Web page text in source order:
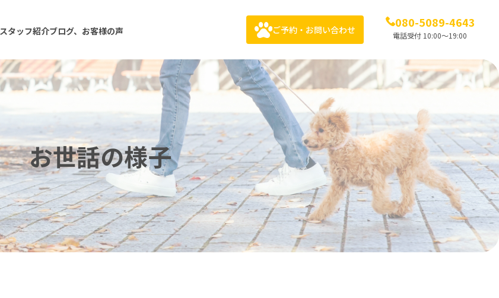
スタッフ紹介ブログ、お客様の声 ご予約・お問い合わせ 080-5089-4643
電話受付 10:00〜19:00
お世話の様子